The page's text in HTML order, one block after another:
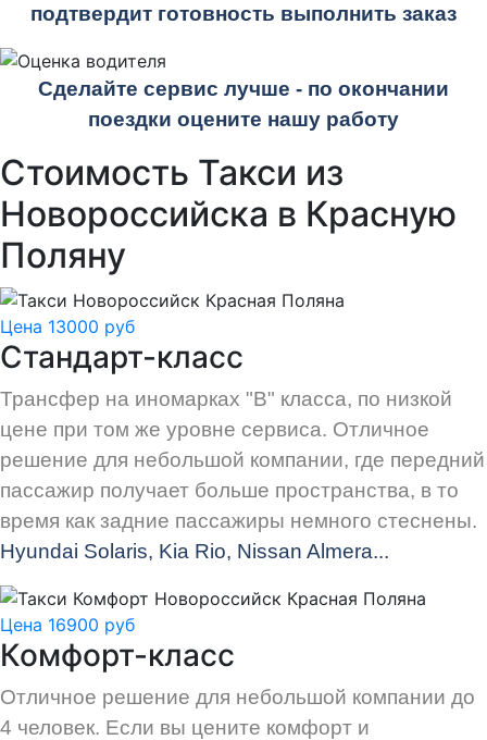
подтвердит готовность выполнить заказ
Сделайте сервис лучше - по окончании
поездки оцените нашу работу
Стоимость Такси из
Новороссийска в Красную
Поляну
Цена 13000 руб
Стандарт-класс
Трансфер на иномарках "В" класса, по низкой
цене при том же уровне сервиса. Отличное
решение для небольшой компании, где передний
пассажир получает больше пространства, в то
время как задние пассажиры немного стеснены.
Hyundai Solaris, Kia Rio, Nissan Almera...
Цена 16900 руб
Комфорт-класс
Отличное решение для небольшой компании до
4 человек. Если вы цените комфорт и